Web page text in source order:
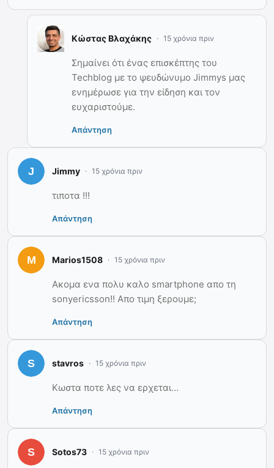
Κώστας Βλαχάκης 15 χρόνια πριν
Σημαίνει ότι ένας επισκέπτης του
Techblog με το ψευδώνυμο Jimmys μας
ενημέρωσε για την είδηση και τον
ευχαριστούμε.
Απάντηση
Jimmy 15 χρόνια πριν
τιποτα !!!
Απάντηση
Marios1508 15 χρόνια πριν
Ακομα ενα πολυ καλο smartphone απο τη
sonyericsson!! Απο τιμη ξερουμε;
Απάντηση
stavros 15 χρόνια πριν
Κωστα ποτε λες να ερχεται…
Απάντηση
Sotos73 15 χρόνια πριν